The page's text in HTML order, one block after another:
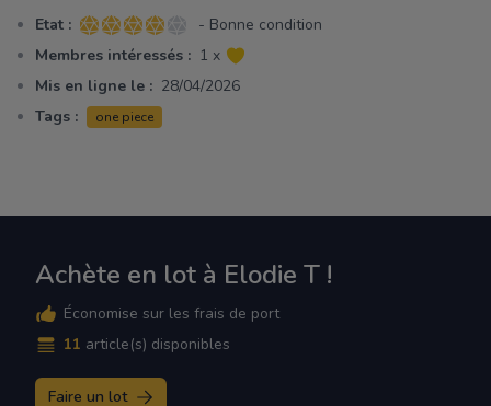
Etat : 4 sur 5 étoiles
- Bonne condition
Membres intéressés : 1 x
Mis en ligne le : 28/04/2026
Tags :
one piece
Achète en lot à Elodie T !
Économise sur les frais de port
11 article(s) disponibles
Faire un lot